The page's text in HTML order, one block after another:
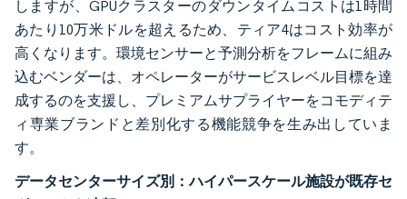
しますが、GPUクラスターのダウンタイムコストは1時間
あたり10万米ドルを超えるため、ティア4はコスト効率が
高くなります。環境センサーと予測分析をフレームに組み
込むベンダーは、オペレーターがサービスレベル目標を達
成するのを支援し、プレミアムサプライヤーをコモディテ
ィ専業ブランドと差別化する機能競争を生み出していま
す。
データセンターサイズ別：ハイパースケール施設が既存セ